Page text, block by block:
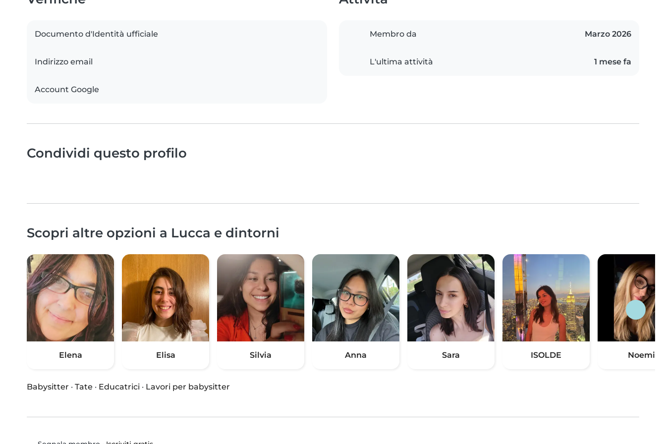
Documento d'Identità ufficiale
Indirizzo email
Account Google
Membro da Marzo 2026
L'ultima attività 1 mese fa
Condividi questo profilo
Scopri altre opzioni a Lucca e dintorni
Elena Elisa Silvia Anna Sara ISOLDE Noemi
Babysitter · Tate · Educatrici · Lavori per babysitter